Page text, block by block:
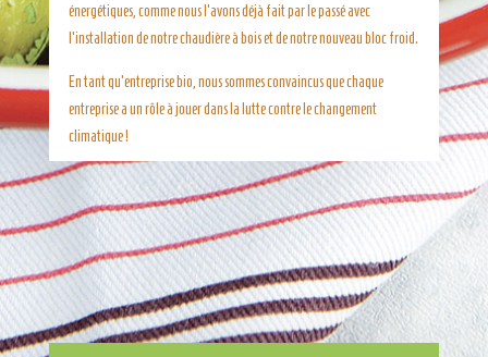
énergétiques, comme nous l’avons déjà fait par le passé avec
l’installation de notre chaudière à bois et de notre nouveau bloc froid.
En tant qu’entreprise bio, nous sommes convaincus que chaque
entreprise a un rôle à jouer dans la lutte contre le changement
climatique !